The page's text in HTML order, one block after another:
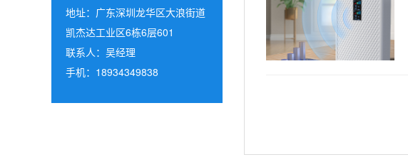
地址：广东深圳龙华区大浪街道
凯杰达工业区6栋6层601
联系人：吴经理
手机：18934349838